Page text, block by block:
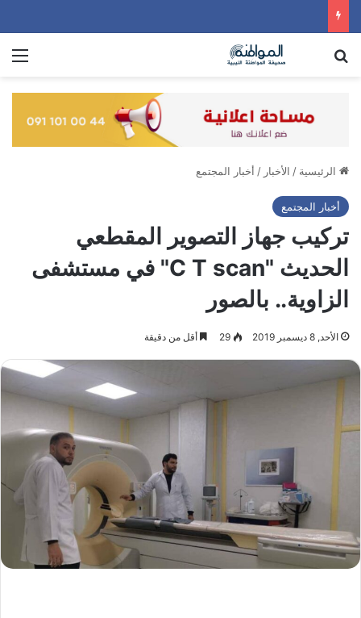
الرئيسية / الأخبار / أخبار المجتمع
أخبار المجتمع
تركيب جهاز التصوير المقطعي
الحديث "C T scan" في مستشفى
الزاوية.. بالصور
الأحد, 8 ديسمبر 2019 29 أقل من دقيقة